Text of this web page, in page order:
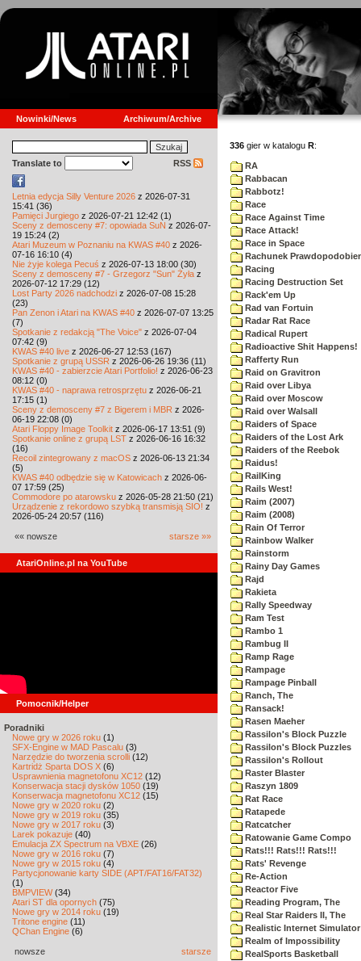
Nowinki/News Archiwum/Archive
Translate to RSS
Letnia edycja Silly Venture 2026 z 2026-07-31
15:41 (36)
Pamięci Jurgiego z 2026-07-21 12:42 (1)
Sceny z demosceny #7: opowiada SuN z 2026-07-
19 15:24 (2)
Atari Muzeum w Poznaniu na KWAS #40 z 2026-
07-16 16:10 (4)
Nie żyje kolega Pecuś z 2026-07-13 18:00 (30)
Sceny z demosceny #7 - Grzegorz "Sun" Żyła z
2026-07-12 17:29 (12)
Lost Party 2026 nadchodzi z 2026-07-08 15:28
(23)
Pan Zenon i Atari na KWAS #40 z 2026-07-07 13:25
(7)
Spotkanie z redakcją "The Voice" z 2026-07-04
07:42 (9)
KWAS #40 live z 2026-06-27 12:53 (167)
Spotkanie z grupą USSR z 2026-06-26 19:36 (11)
KWAS #40 - zabierzcie Atari Portfolio! z 2026-06-23
08:12 (0)
KWAS #40 - naprawa retrosprzętu z 2026-06-21
17:15 (1)
Sceny z demosceny #7 z Bigerem i MBR z 2026-
06-19 22:08 (0)
Atari Floppy Image Toolkit z 2026-06-17 13:51 (9)
Spotkanie online z grupą LST z 2026-06-16 16:32
(16)
Recoil zintegrowany z macOS z 2026-06-13 21:34
(5)
KWAS #40 odbędzie się w Katowicach z 2026-06-
07 17:59 (25)
Commodore po atarowsku z 2026-05-28 21:50 (21)
Urządzenie z rekordowo szybką transmisją SIO! z
2026-05-24 20:57 (116)
«« nowsze starsze »»
AtariOnline.pl na YouTube
Pomocnik/Helper
Poradniki
Nowe gry w 2026 roku (1)
SFX-Engine w MAD Pascalu (3)
Narzędzie do tworzenia scrolli (12)
Kartridż Sparta DOS X (6)
Usprawnienia magnetofonu XC12 (12)
Konserwacja stacji dysków 1050 (19)
Konserwacja magnetofonu XC12 (15)
Nowe gry w 2020 roku (2)
Nowe gry w 2019 roku (35)
Nowe gry w 2017 roku (3)
Larek pokazuje (40)
Emulacja ZX Spectrum na VBXE (26)
Nowe gry w 2016 roku (7)
Nowe gry w 2015 roku (4)
Partycjonowanie karty SIDE (APT/FAT16/FAT32)
(1)
BMPVIEW(34)
Atari ST dla opornych (75)
Nowe gry w 2014 roku (19)
Tritone engine (11)
QChan Engine (6)
nowsze starsze
336 gier w katalogu R:
RA
Rabbacan
Rabbotz!
Race
Race Against Time
Race Attack!
Race in Space
Rachunek
Racing
Racing Destruction Set
Rack'em Up
Rad van Fortuin
Radar Rat Race
Radical Rupert
Radioactive Shit Happens!
Rafferty Run
Raid on Gravitron
Raid over Libya
Raid over Moscow
Raid over Walsall
Raiders of Space
Raiders of the Lost Ark
Raiders of the Reebok
Raidus!
RailKing
Rails West!
Raim (2007)
Raim (2008)
Rain Of Terror
Rainbow Walker
Rainstorm
Rainy Day Games
Rajd
Rakieta
Rally Speedway
Ram Test
Rambo 1
Rambug II
Ramp Rage
Rampage
Rampage Pinball
Ranch, The
Ransack!
Rasen Maeher
Rassilon's Block Puzzle
Rassilon's Block Puzzles
Rassilon's Rollout
Raster Blaster
Raszyn 1809
Rat Race
Ratapede
Ratcatcher
Ratowanie Game Compo
Rats!!! Rats!!! Rats!!!
Rats' Revenge
Re-Action
Reactor Five
Reading Program, The
Real Star Raiders II, The
Realistic Internet Simulator
Realm of Impossibility
RealSports Basketball